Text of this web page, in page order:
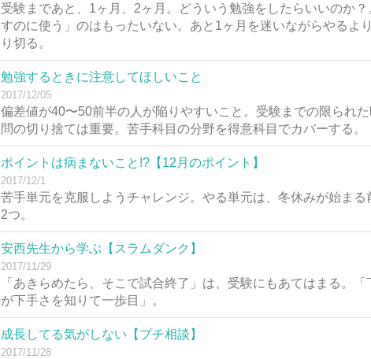
受験まであと、1ヶ月、2ヶ月。どういう勉強をしたらいいのか
すのに使う」のはもったいない。あと1ヶ月を迷いながらやるよ
り切る。
勉強するときに注意してほしいこと
2017/12/05
偏差値が40〜50前半の人が陥りやすいこと。受験までの限られ
問の切り捨ては重要。苦手科目の分野を得意科目でカバーする。
ポイントは病まないこと!?【12月のポイント】
2017/12/1
苦手単元を克服しようチャレンジ。やる単元は、冬休みが始ま
2つ。
安西先生から学ぶ【スラムダンク】
2017/11/29
「あきらめたら、そこで試合終了」は、受験にもあてはまる。
が下手さを知りて一歩目」。
成長してる気がしない【プチ相談】
2017/11/28